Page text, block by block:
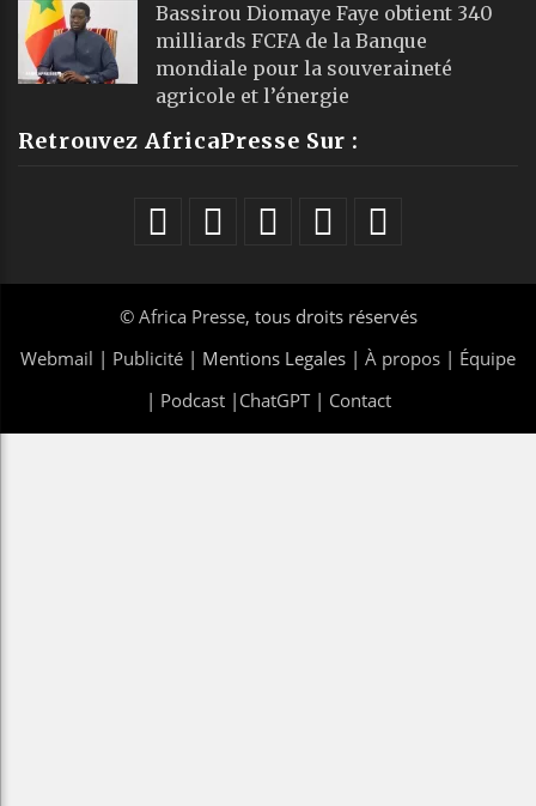
Bassirou Diomaye Faye obtient 340
milliards FCFA de la Banque
mondiale pour la souveraineté
agricole et l’énergie
Retrouvez AfricaPresse Sur :
© Africa Presse, tous droits réservés
Webmail | Publicité | Mentions Legales | À propos | Équipe
| Podcast| ChatGPT| Contact